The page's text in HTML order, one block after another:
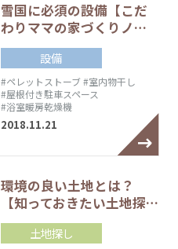
雪国に必須の設備【こだ
わりママの家づくりノ…
設備
#ペレットストーブ#室内物干し
#屋根付き駐車スペース
#浴室暖房乾燥機
2018.11.21
環境の良い土地とは？
【知っておきたい土地探…
土地探し